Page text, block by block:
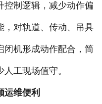
控制逻辑，减少动作偏
，对轨道、传动、吊具
闭机形成动作配合，简
工现场值守。
运维便利